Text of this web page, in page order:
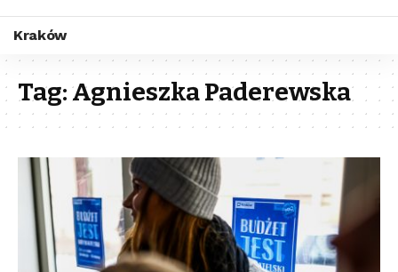
Kraków
Tag:Agnieszka Paderewska